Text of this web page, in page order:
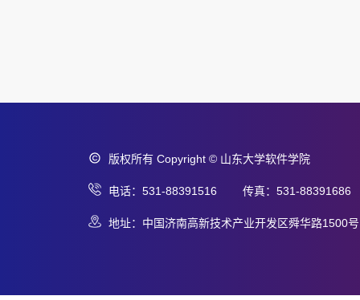
版权所有 Copyright © 山东大学软件学院
电话：531-88391516 传真：531-88391686
地址：中国济南高新技术产业开发区舜华路